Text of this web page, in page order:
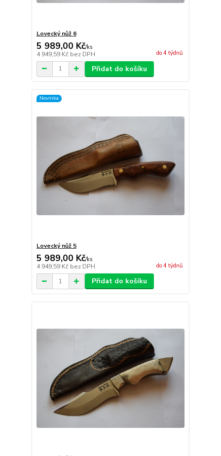
Lovecký nůž 6
5 989,00 Kč/ks
4 949,59 Kč bez DPH do 4 týdnů
Přidat do košíku
Novinka
Lovecký nůž 5
5 989,00 Kč/ks
4 949,59 Kč bez DPH do 4 týdnů
Přidat do košíku